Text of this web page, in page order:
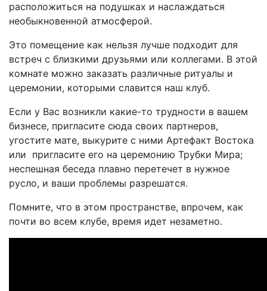
расположиться на подушках и наслаждаться
необыкновенной атмосферой.
Это помещение как нельзя лучше подходит для
встреч с близкими друзьями или коллегами. В этой
комнате можно заказать различные ритуалы и
церемонии, которыми славится наш клуб.
Если у Вас возникли какие-то трудности в вашем
бизнесе, пригласите сюда своих партнеров,
угостите мате, выкурите с ними Артефакт Востока
или пригласите его на церемонию Трубки Мира;
неспешная беседа плавно перетечет в нужное
русло, и ваши проблемы разрешатся.
Помните, что в этом пространстве, впрочем, как
почти во всем клубе, время идет незаметно.